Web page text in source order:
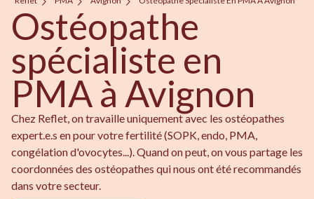
Ostéopathe
spécialiste en
PMA à Avignon
Chez Reflet, on travaille uniquement avec les ostéopathes
expert.e.s en pour votre fertilité (SOPK, endo, PMA,
congélation d'ovocytes...). Quand on peut, on vous partage les
coordonnées des ostéopathes qui nous ont été recommandés
dans votre secteur.